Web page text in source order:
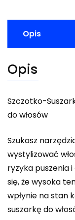
Opis
Opis
Szczotko-
do włosów
Szukasz
wystylizować
ryzyka puszenia
się, że wysoka
wpłynie na stan
suszarkę do